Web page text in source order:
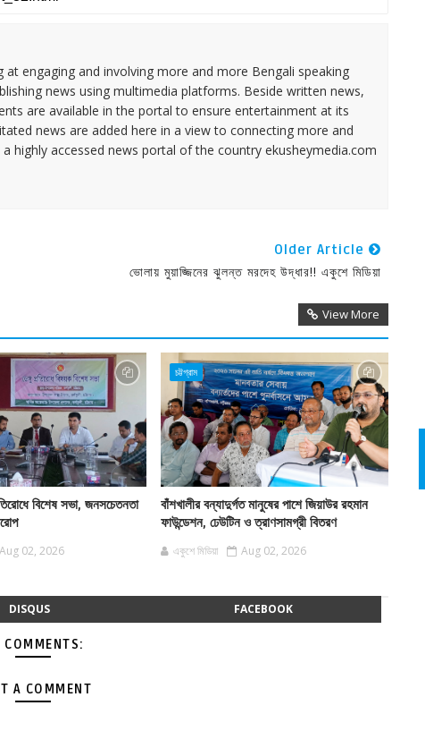
engaging and involving more and more Bengali speaking
news using multimedia platforms. Beside written news,
are available in the portal to ensure entertainment at its
news are added here in a view to connecting more and
highly accessed news portal of the country ekusheymedia.com
Older Article
ভোলায় মুয়াজ্জিনের ঝুলন্ত মরদেহ উদ্ধার!! একুশে মিডিয়া
View More
বিশেষ সভা, জনসচেতনতা
Aug 02, 2026
চট্টগ্রাম
বাঁশখালীর বন্যাদুর্গত মানুষের পাশে জিয়াউর রহমান
ফাউন্ডেশন, ঢেউটিন ও ত্রাণসামগ্রী বিতরণ
একুশে মিডিয়া Aug 02, 2026
DISQUS FACEBOOK
COMMENTS:
A COMMENT